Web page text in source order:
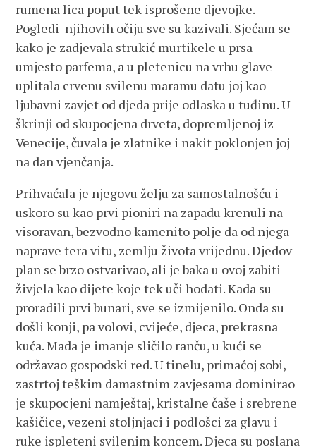
rumena lica poput tek isprošene djevojke.
Pogledi njihovih očiju sve su kazivali. Sjećam se
kako je zadjevala strukić murtikele u prsa
umjesto parfema, a u pletenicu na vrhu glave
uplitala crvenu svilenu maramu datu joj kao
ljubavni zavjet od djeda prije odlaska u tuđinu. U
škrinji od skupocjena drveta, dopremljenoj iz
Venecije, čuvala je zlatnike i nakit poklonjen joj
na dan vjenčanja.
Prihvaćala je njegovu želju za samostalnošću i
uskoro su kao prvi pioniri na zapadu krenuli na
visoravan, bezvodno kamenito polje da od njega
naprave tera vitu, zemlju života vrijednu. Djedov
plan se brzo ostvarivao, ali je baka u ovoj zabiti
živjela kao dijete koje tek uči hodati. Kada su
proradili prvi bunari, sve se izmijenilo. Onda su
došli konji, pa volovi, cvijeće, djeca, prekrasna
kuća. Mada je imanje sličilo ranču, u kući se
održavao gospodski red. U tinelu, primaćoj sobi,
zastrtoj teškim damastnim zavjesama dominirao
je skupocjeni namještaj, kristalne čaše i srebrene
kašičice, vezeni stoljnjaci i podlošci za glavu i
ruke ispleteni svilenim koncem. Djeca su poslana